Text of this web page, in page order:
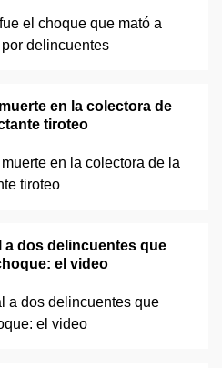
en la colectora de
tiroteo
a dos delincuentes que
el video